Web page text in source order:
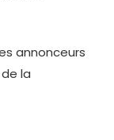
annonceurs
la